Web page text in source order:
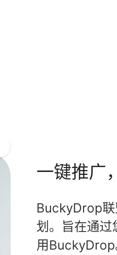
一键推广
BuckyDrop
划。旨在通过
用